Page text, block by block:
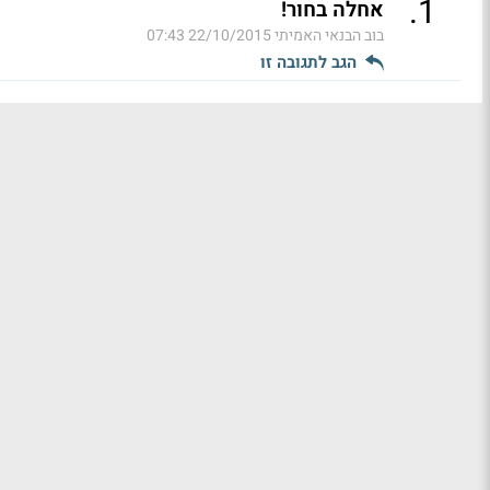
1
. אחלה בחור!
בוב הבנאי האמיתי22/10/2015 07:43
הגב לתגובה זו